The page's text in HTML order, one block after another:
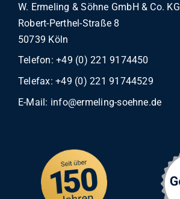
W. Ermeling & Söhne GmbH & Co. KG
Robert-Perthel-Straße 8
50739 Köln
Telefon:+49 (0) 221 9174450
Telefax: +49 (0) 221 91744529
E-Mail: info@ermeling-soehne.de